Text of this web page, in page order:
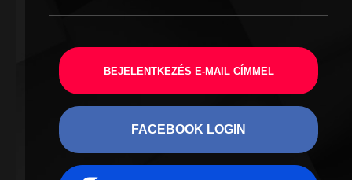
BEJELENTKEZÉS E-MAIL CÍMMEL
FACEBOOK LOGIN